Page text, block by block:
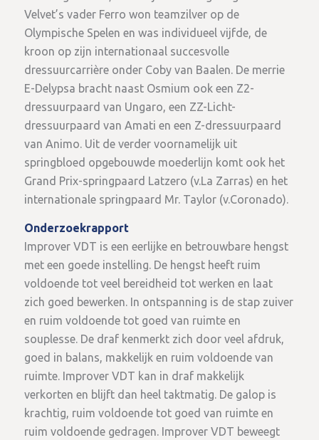
Velvet’s vader Ferro won teamzilver op de
Olympische Spelen en was individueel vijfde, de
kroon op zijn internationaal succesvolle
dressuurcarrière onder Coby van Baalen. De merrie
E-Delypsa bracht naast Osmium ook een Z2-
dressuurpaard van Ungaro, een ZZ-Licht-
dressuurpaard van Amati en een Z-dressuurpaard
van Animo. Uit de verder voornamelijk uit
springbloed opgebouwde moederlijn komt ook het
Grand Prix-springpaard Latzero (v.La Zarras) en het
internationale springpaard Mr. Taylor (v.Coronado).
Onderzoekrapport
Improver VDT is een eerlijke en betrouwbare hengst
met een goede instelling. De hengst heeft ruim
voldoende tot veel bereidheid tot werken en laat
zich goed bewerken. In ontspanning is de stap zuiver
en ruim voldoende tot goed van ruimte en
souplesse. De draf kenmerkt zich door veel afdruk,
goed in balans, makkelijk en ruim voldoende van
ruimte. Improver VDT kan in draf makkelijk
verkorten en blijft dan heel taktmatig. De galop is
krachtig, ruim voldoende tot goed van ruimte en
ruim voldoende gedragen. Improver VDT beweegt